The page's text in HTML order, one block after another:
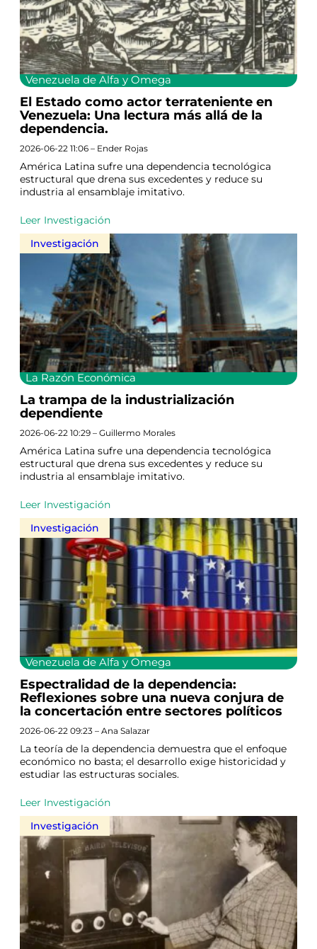
Venezuela de Alfa y Omega
El Estado como actor terrateniente en
Venezuela: Una lectura más allá de la
dependencia.
2026-06-22 11:06 – Ender Rojas
América Latina sufre una dependencia tecnológica
estructural que drena sus excedentes y reduce su
industria al ensamblaje imitativo.
Leer Investigación
Investigación
La Razón Económica
La trampa de la industrialización
dependiente
2026-06-22 10:29 – Guillermo Morales
América Latina sufre una dependencia tecnológica
estructural que drena sus excedentes y reduce su
industria al ensamblaje imitativo.
Leer Investigación
Investigación
Venezuela de Alfa y Omega
Espectralidad de la dependencia:
Reflexiones sobre una nueva conjura de
la concertación entre sectores políticos
2026-06-22 09:23 – Ana Salazar
La teoría de la dependencia demuestra que el enfoque
económico no basta; el desarrollo exige historicidad y
estudiar las estructuras sociales.
Leer Investigación
Investigación